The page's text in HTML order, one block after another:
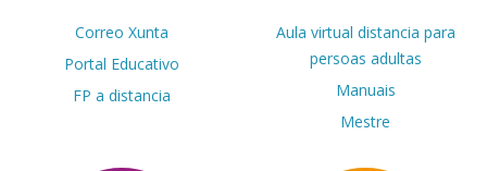
Correo Xunta
Portal Educativo
FP a distancia
Aula virtual distancia para
persoas adultas
Manuais
Mestre